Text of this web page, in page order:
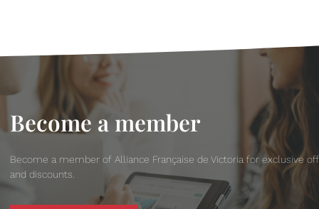
Become a member
Become a member of Alliance Française de Victoria for exclusive
and discounts.